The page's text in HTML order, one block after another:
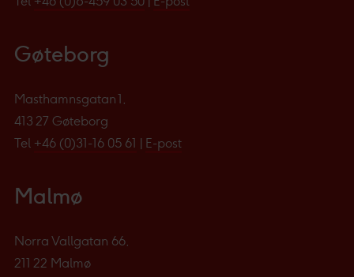
Gøteborg
Masthamnsgatan 1,
413 27 Gøteborg
Tel +46 (0)31-16 05 61 E-post
Malmø
Norra Vallgatan 66,
211 22 Malmø